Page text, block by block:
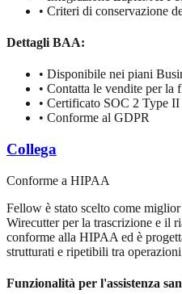
• Criteri di conservazione
Dettagli BAA:
• Disponibile nei piani
• Contatta le vendite per la
• Certificato SOC 2 Type II
• Conforme al GDPR
Collega
Conforme a HIPAA
Fellow è stato scelto come
Wirecutter per la trascrizione e il
conforme alla HIPAA ed è
strutturati e ripetibili tra
Funzionalità per l'assistenza